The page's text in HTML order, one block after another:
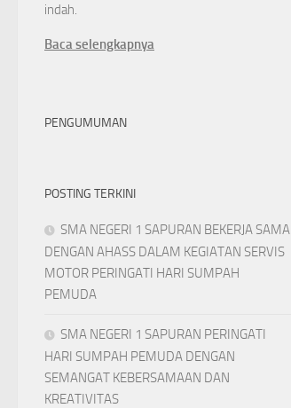
indah.
Baca selengkapnya
PENGUMUMAN
POSTING TERKINI
SMA NEGERI 1 SAPURAN BEKERJA SAMA
DENGAN AHASS DALAM KEGIATAN SERVIS
MOTOR PERINGATI HARI SUMPAH
PEMUDA
SMA NEGERI 1 SAPURAN PERINGATI
HARI SUMPAH PEMUDA DENGAN
SEMANGAT KEBERSAMAAN DAN
KREATIVITAS